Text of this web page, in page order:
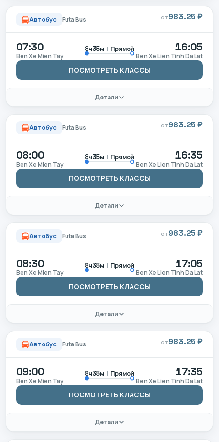
Автобус Futa Bus ОТ983.25 ₽
07:30
Ben Xe Mien Tay
8ч35м | Прямой 16:05
Ben Xe Lien Tinh Da Lat
ПОСМОТРЕТЬ КЛАССЫ
Детали
Автобус Futa Bus ОТ983.25 ₽
08:00
Ben Xe Mien Tay
8ч35м | Прямой 16:35
Ben Xe Lien Tinh Da Lat
ПОСМОТРЕТЬ КЛАССЫ
Детали
Автобус Futa Bus ОТ983.25 ₽
08:30
Ben Xe Mien Tay
8ч35м | Прямой 17:05
Ben Xe Lien Tinh Da Lat
ПОСМОТРЕТЬ КЛАССЫ
Детали
Автобус Futa Bus ОТ983.25 ₽
09:00
Ben Xe Mien Tay
8ч35м | Прямой 17:35
Ben Xe Lien Tinh Da Lat
ПОСМОТРЕТЬ КЛАССЫ
Детали